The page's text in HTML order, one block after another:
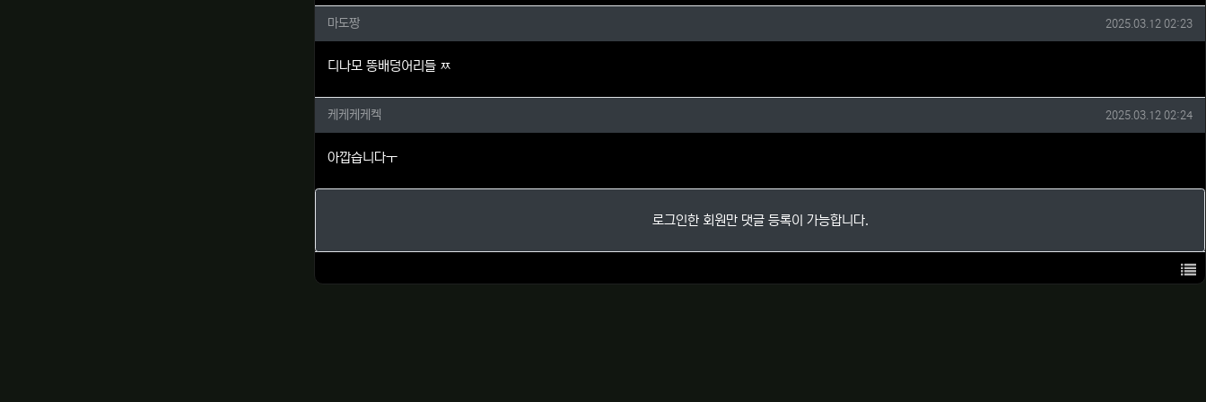
마도짱님의 댓글
마도짱 작성일
2025.03.12 02:23
디나모 똥배덩어리들 ㅉ
케케케케켁님의 댓글
케케케케켁 작성일
2025.03.12 02:24
아깝습니다ㅜ
로그인한 회원만 댓글 등록이 가능합니다.